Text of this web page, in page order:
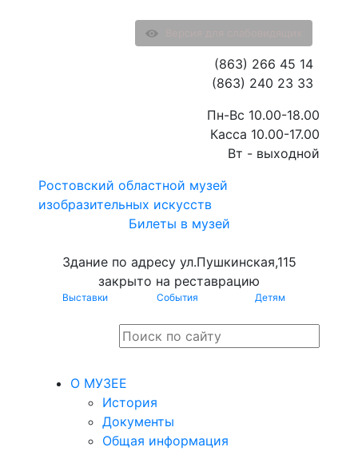
Ростовский областной музей
изобразительных искусств
Билеты в музей
Здание по адресу ул.Пушкинская,115
закрыто на реставрацию
Выставки События Детям
(863) 266 45 14
(863) 240 23 33
Пн-Вс 10.00-18.00
Касса 10.00-17.00
Вт - выходной
О МУЗЕЕ
История
Документы
Общая информация